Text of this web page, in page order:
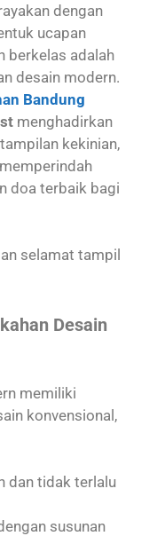
dengan
ucapan
berkelas adalah
desain modern.
Bandung
menghadirkan
kekinian,
doa terbaik bagi
selamat tampil
Desain
memiliki
konvensional,
dan tidak terlalu
susunan